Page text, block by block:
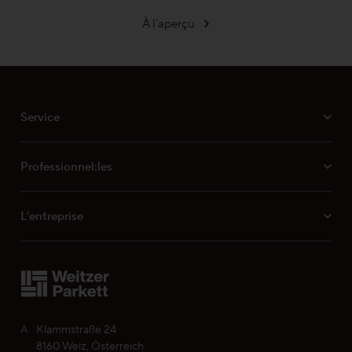
Choisir la langue (FR)
À l’aperçu
A
Klammstraße 24
8160 Weiz, Österreich
Service
Professionnel:les
L’entreprise